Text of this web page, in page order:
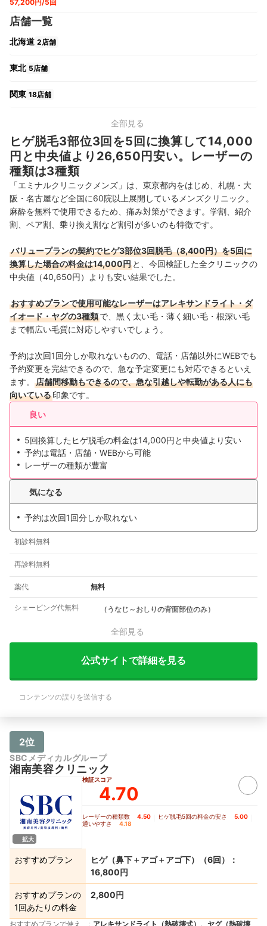
57,200円/5回
店舗一覧
北海道 2店舗
東北 5店舗
関東 18店舗
関西 10店舗
中国・四国 7店舗
九州・沖縄 12店舗
全部見る
ヒゲ脱毛3部位3回を5回に換算して14,000
円と中央値より26,650円安い。レーザーの
種類は3種類
「エミナルクリニックメンズ」は、東京都内をはじめ、札幌・大
阪・名古屋など全国に60院以上展開しているメンズクリニック。
麻酔を無料で使用できるため、痛み対策ができます。学割、紹介
割、ペア割、乗り換え割など割引が多いのも特徴です。
バリュープランの契約でヒゲ3部位3回脱毛（8,400円）を5回に
換算した場合の料金は14,000円 と、今回検証した全クリニックの
中央値（40,650円）よりも安い結果でした。
おすすめプランで使用可能なレーザーはアレキサンドライト・ダ
イオード・ヤグの3種類で、黒く太い毛・薄く細い毛・根深い毛
まで幅広い毛質に対応しやすいでしょう。
予約は次回1回分しか取れないものの、電話・店舗以外にWEBでも
予約変更を完結できるので、急な予定変更にも対応できるといえ
ます。
店舗間移動もできるので、急な引越しや転勤がある人にも
向いている印象です。
良い
5回換算したヒゲ脱毛の料金は14,000円と中央値より安い
予約は電話・店舗・WEBから可能
レーザーの種類が豊富
気になる
予約は次回1回分しか取れない
初診料無料
再診料無料
薬代 無料
シェービング代無料 （うなじ～おしりの背面部位のみ）
全部見る
公式サイトで詳細を見る
コンテンツの誤りを送信する
2位
SBCメディカルグループ
湘南美容クリニック
拡大
検証スコア
4.70
レーザーの種類数 4.50 ヒゲ脱毛5回の料金の安さ 5.00
通いやすさ 4.18
おすすめプラン
ヒゲ（鼻下＋アゴ＋アゴ下）（6回）：
16,800円
おすすめプランの
1回あたりの料金
2,800円
おすすめプランで使え アレキサンドライト（熱破壊式）、ヤグ（熱破壊